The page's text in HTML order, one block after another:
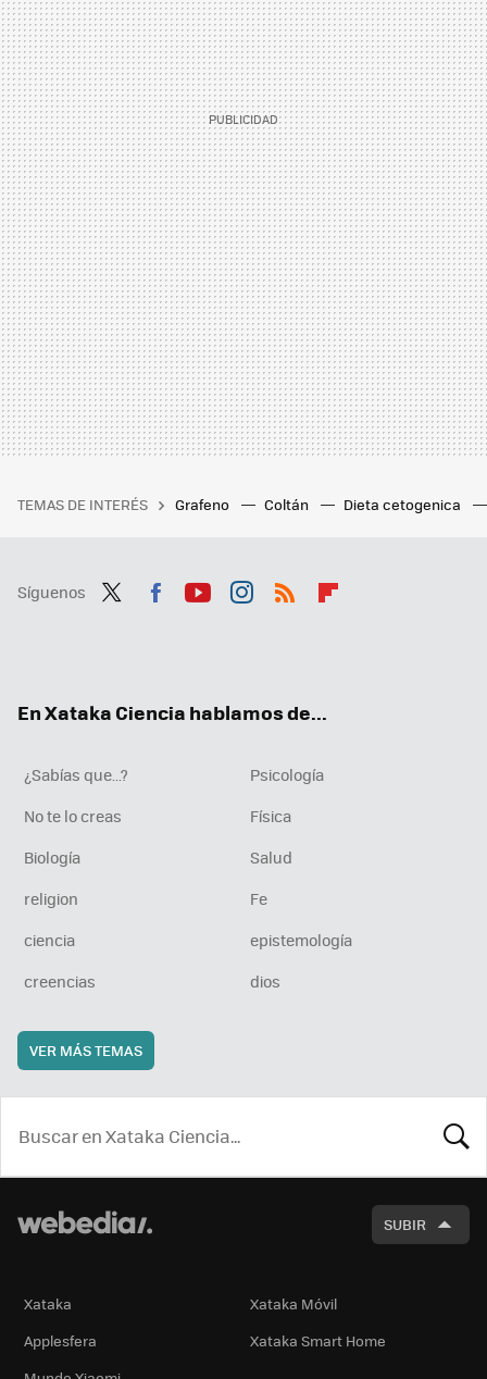
TEMAS DE INTERÉS Grafeno Coltán Dieta cetogenica
Síguenos
En Xataka Ciencia hablamos de...
¿Sabías que...?
Psicología
No te lo creas
Física
Biología
Salud
religion
Fe
ciencia
epistemología
creencias
dios
VER MÁS TEMAS
SUBIR
Xataka
Xataka Móvil
Applesfera
Xataka Smart Home